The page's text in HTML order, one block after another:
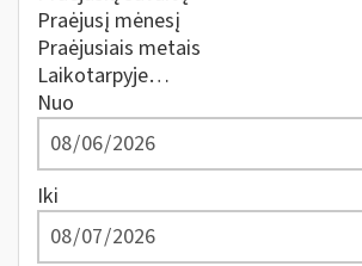
Praėjusį mėnesį
Praėjusiais metais
Laikotarpyje…
Nuo
Iki